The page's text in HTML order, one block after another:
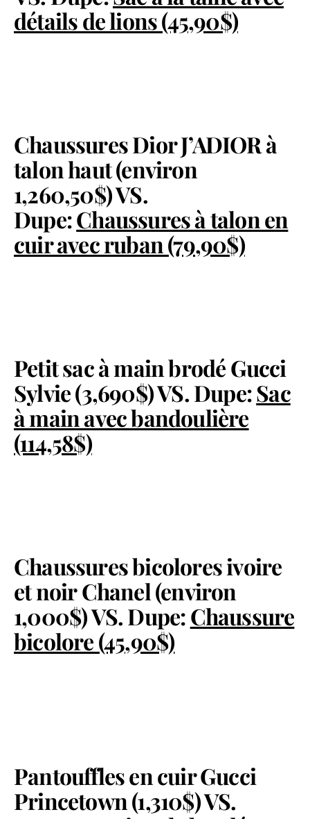
détails de lions (45,90$)
Chaussures Dior J’ADIOR à
talon haut (environ
1,260,50$) VS.
Dupe:Chaussures à talon en
cuir avec ruban (79,90$)
Petit sac à main brodé Gucci
Sylvie (3,690$) VS. Dupe:Sac
à main avec bandoulière
(114,58$)
Chaussures bicolores ivoire
et noir Chanel (environ
1,000$) VS. Dupe:Chaussure
bicolore (45,90$)
Pantouffles en cuir Gucci
Princetown (1,310$) VS.